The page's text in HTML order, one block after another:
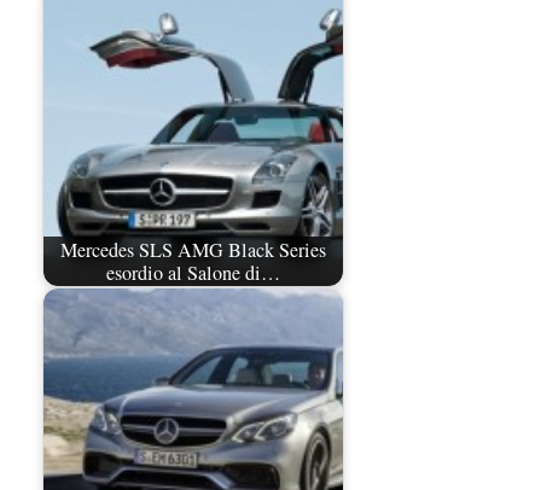
Mercedes SLS AMG Black Series
esordio al Salone di…